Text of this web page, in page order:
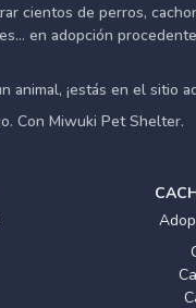
cientos de perros,
en adopción
animal, ¡estás en el sitio
Con Miwuki Pet Shelter.